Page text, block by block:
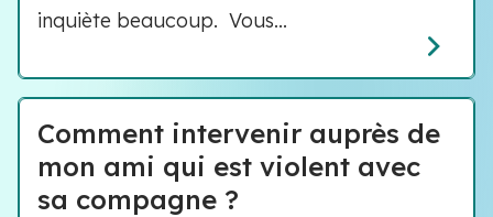
inquiète beaucoup. Vous...
Comment intervenir auprès de
mon ami qui est violent avec
sa compagne ?